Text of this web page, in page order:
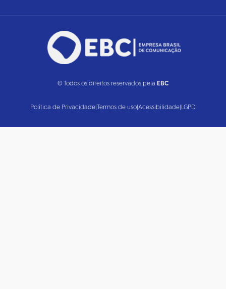
© Todos os direitos reservados pela EBC
Política de Privacidade|Termos de uso|Acessibilidade|LGPD